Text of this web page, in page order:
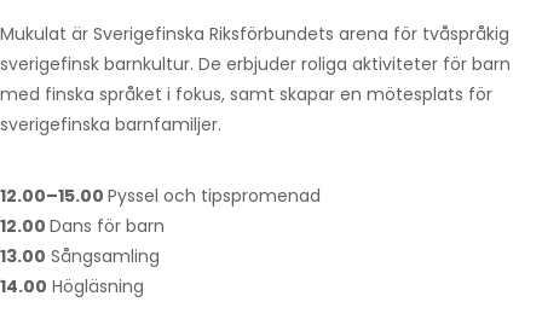
Mukulat är Sverigefinska Riksförbundets arena för tvåspråkig
sverigefinsk barnkultur. De erbjuder roliga aktiviteter för barn
med finska språket i fokus, samt skapar en mötesplats för
sverigefinska barnfamiljer.
12.00–15.00 Pyssel och tipspromenad
12.00 Dans för barn
13.00 Sångsamling
14.00 Högläsning